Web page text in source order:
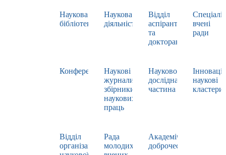
Наукова
бібліотека
Наукова
діяльність
Відділ
аспірантури
та
докторантури
вчені
ради
Конференції
Наукові
журнали,
збірники
наукових
праць
Науково-
дослідна
частина
наукові
кластери
Відділ
організації
Рада
молодих
Академічна
доброчесність